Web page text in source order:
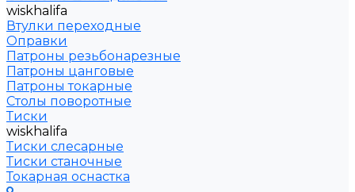
wiskhalifa
Втулки переходные
Оправки
Патроны резьбонарезные
Патроны цанговые
Патроны токарные
Столы поворотные
Тиски
wiskhalifa
Тиски слесарные
Тиски станочные
Токарная оснастка